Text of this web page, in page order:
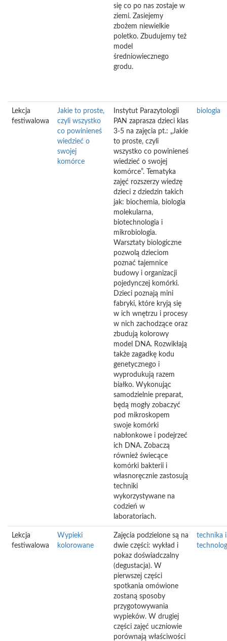
się co po nas zostaje w
ziemi. Zasiejemy
zbożem niewielkie
poletko. Zbudujemy też
model
średniowiecznego
grodu.
Lekcja
festiwalowa
Jakie to proste,
czyli wszystko
co powinieneś
wiedzieć o
swojej
komórce
Instytut Parazytologii
PAN zaprasza dzieci klas
3-5 na zajęcia pt.: „Jakie
to proste, czyli
wszystko co powinieneś
wiedzieć o swojej
komórce”. Tematyka
zajęć rozszerzy wiedzę
dzieci z dziedzin takich
jak: biochemia, biologia
molekularna,
biotechnologia i
mikrobiologia.
Warsztaty biologiczne
pozwolą dzieciom
poznać tajemnice
budowy i organizacji
pojedynczej komórki.
Dzieci poznają mini
fabryki, które kryją się
w ich wnętrzu i procesy
w nich zachodzące oraz
zbudują kolorowy
model DNA. Rozwikłają
także zagadkę kodu
genetycznego i
wyprodukują razem
białko. Wykonując
samodzielnie preparat,
będą mogły zobaczyć
pod mikroskopem
swoje komórki
nabłonkowe i podejrzeć
ich DNA. Zobaczą
również świecące
komórki bakterii i
własnoręcznie zastosują
techniki
wykorzystywane na
codzień w
laboratoriach.
biologia
Lekcja
festiwalowa
Wypieki
kolorowane
Zajęcia podzielone są na
dwie części: wykład i
pokaz doświadczalny
(degustacja). W
pierwszej części
spotkania omówione
zostaną sposoby
przygotowywania
wypieków. W drugiej
części zajęć uczniowie
porównają właściwości
technika i